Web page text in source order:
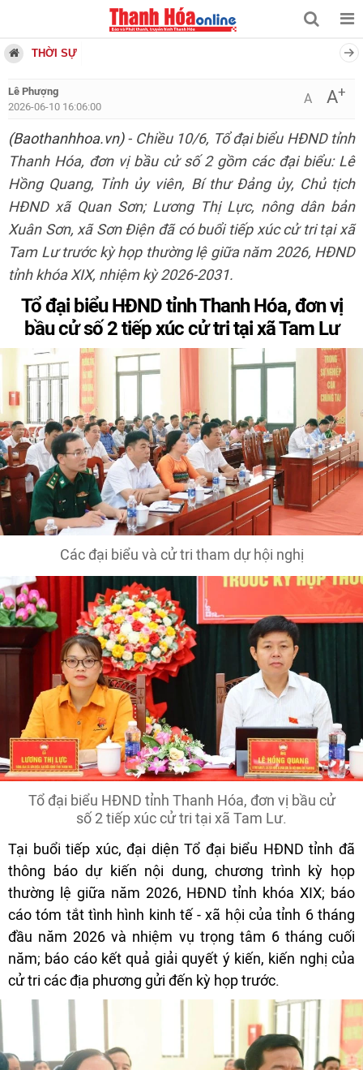
THỜI SỰ
Lê Phượng
2026-06-10 16:06:00
A A+
(Baothanhhoa.vn)- Chiều 10/6, Tổ đại biểu HĐND tỉnh
Thanh Hóa, đơn vị bầu cử số 2 gồm các đại biểu: Lê
Hồng Quang, Tỉnh ủy viên, Bí thư Đảng ủy, Chủ tịch
HĐND xã Quan Sơn; Lương Thị Lực, nông dân bản
Xuân Sơn, xã Sơn Điện đã có buổi tiếp xúc cử tri tại xã
Tam Lư trước kỳ họp thường lệ giữa năm 2026, HĐND
tỉnh khóa XIX, nhiệm kỳ 2026-2031.
Tổ đại biểu HĐND tỉnh Thanh Hóa, đơn vị
bầu cử số 2 tiếp xúc cử tri tại xã Tam Lư
Các đại biểu và cử tri tham dự hội nghị
Tổ đại biểu HĐND tỉnh Thanh Hóa, đơn vị bầu cử
số 2 tiếp xúc cử tri tại xã Tam Lư.
Tại buổi tiếp xúc, đại diện Tổ đại biểu HĐND tỉnh đã
thông báo dự kiến nội dung, chương trình kỳ họp
thường lệ giữa năm 2026, HĐND tỉnh khóa XIX; báo
cáo tóm tắt tình hình kinh tế - xã hội của tỉnh 6 tháng
đầu năm 2026 và nhiệm vụ trọng tâm 6 tháng cuối
năm; báo cáo kết quả giải quyết ý kiến, kiến nghị của
cử tri các địa phương gửi đến kỳ họp trước.